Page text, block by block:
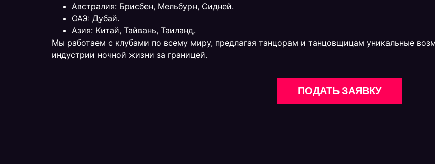
Австралия: Брисбен, Мельбурн, Сидней.
ОАЭ: Дубай.
Азия: Китай, Тайвань, Таиланд.
Мы работаем с клубами по всему миру, предлагая танцорам и танцовщицам уникальные
индустрии ночной жизни за границей.
ПОДАТЬ ЗАЯВКУ